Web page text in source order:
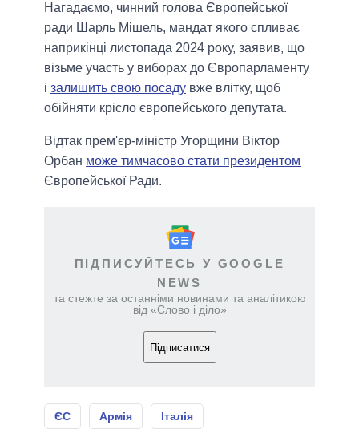
Нагадаємо, чинний голова Європейської
ради Шарль Мішель, мандат якого спливає
наприкінці листопада 2024 року, заявив, що
візьме участь у виборах до Європарламенту
і залишить свою посаду вже влітку, щоб
обійняти крісло європейського депутата.
Відтак прем'єр-міністр Угорщини Віктор
Орбан може тимчасово стати президентом
Європейської Ради.
ПІДПИСУЙТЕСЬ У GOOGLE
NEWS
та стежте за останніми новинами та аналітикою
від «Слово і діло»
Підписатися
ЄС Армія Італія